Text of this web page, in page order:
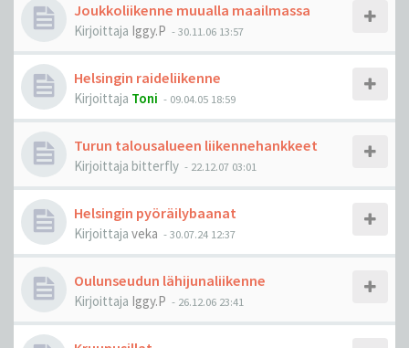
Joukkoliikenne muualla maailmassa
Kirjoittaja Iggy.P -30.11.06 13:57
Helsingin raideliikenne
Kirjoittaja Toni - 09.04.05 18:59
Turun talousalueen liikennehankkeet
Kirjoittaja bitterfly - 22.12.07 03:01
Helsingin pyöräilybaanat
Kirjoittaja veka -30.07.24 12:37
Oulunseudun lähijunaliikenne
Kirjoittaja Iggy.P - 26.12.06 23:41